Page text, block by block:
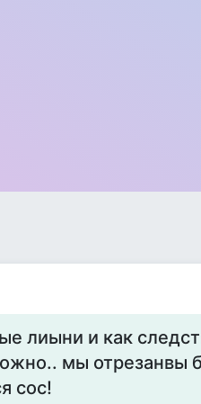
лиыни и как
мы отрезанвы
сос!